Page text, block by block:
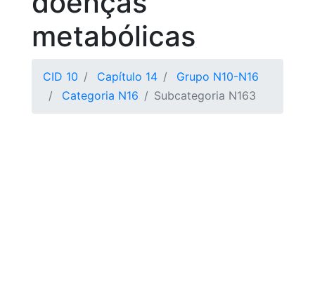
metabólicas
CID 10 Capítulo 14
Grupo N10-N16
Categoria N16
Subcategoria N163